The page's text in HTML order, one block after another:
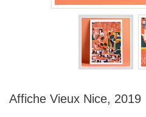
Affiche Vieux Nice, 2019